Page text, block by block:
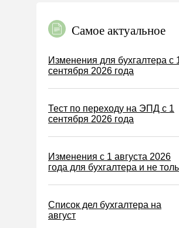
Земельный налог
Налог на рекламу
Торговый сбор
Туристический налог
Водный налог
Экологический налог
Налог на игорный бизнес
Акцизы
Самое актуальное
Изменения для бухгалтера с
сентября 2026 года
Тест по переходу на ЭПД с 1
сентября 2026 года
Изменения с 1 августа 2026
года для бухгалтера и не
Список дел бухгалтера на
август